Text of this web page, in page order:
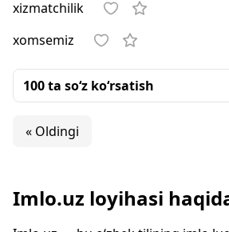
xizmatchilik
xomsemiz
« Oldingi
Imlo.uz loyihasi